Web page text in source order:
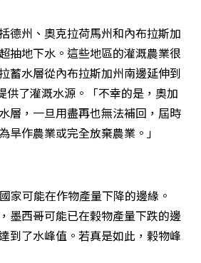
德州、奧克拉荷馬州和內布拉斯加
抽地下水。這些地區的灌溉農業很
蓄水層從內布拉斯加州南邊延伸到
供了灌溉水源。「不幸的是，奧加
層，一旦用盡再也無法補回，屆時
旱作農業或完全放棄農業。」
家可能在作物產量下降的邊緣。
墨西哥可能已在榖物產量下跌的邊
到了水峰值。若真是如此，榖物峰